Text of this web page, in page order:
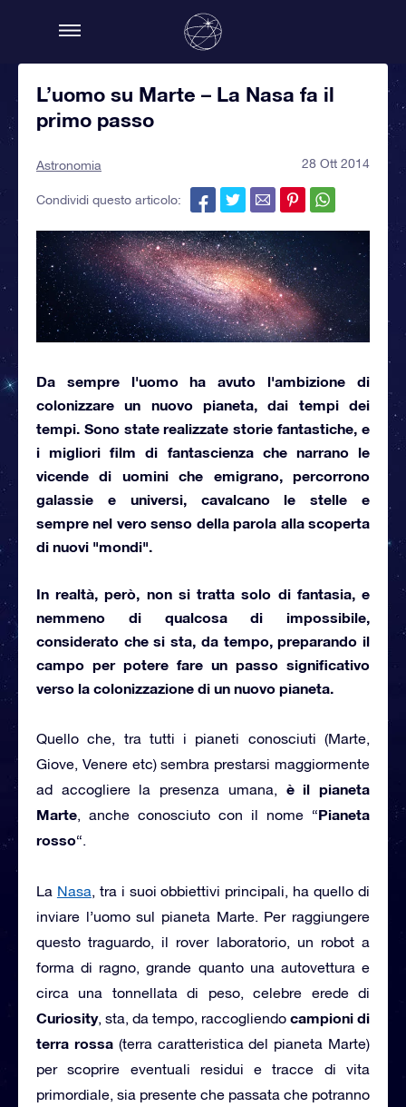
L’uomo su Marte – La Nasa fa il
primo passo
Astronomia 28 Ott 2014
Condividi questo articolo:
Da sempre l'uomo ha avuto l'ambizione di
colonizzare un nuovo pianeta, dai tempi dei
tempi. Sono state realizzate storie fantastiche, e
i migliori film di fantascienza che narrano le
vicende di uomini che emigrano, percorrono
galassie e universi, cavalcano le stelle e
sempre nel vero senso della parola alla scoperta
di nuovi "mondi".
In realtà, però, non si tratta solo di fantasia, e
nemmeno di qualcosa di impossibile,
considerato che si sta, da tempo, preparando il
campo per potere fare un passo significativo
verso la colonizzazione di un nuovo pianeta.
Quello che, tra tutti i pianeti conosciuti (Marte,
Giove, Venere etc) sembra prestarsi maggiormente
ad accogliere la presenza umana, è il pianeta
Marte, anche conosciuto con il nome “Pianeta
rosso“.
La Nasa, tra i suoi obbiettivi principali, ha quello di
inviare l’uomo sul pianeta Marte. Per raggiungere
questo traguardo, il rover laboratorio, un robot a
forma di ragno, grande quanto una autovettura e
circa una tonnellata di peso, celebre erede di
Curiosity, sta, da tempo, raccogliendo campioni di
terra rossa(terra caratteristica del pianeta Marte)
per scoprire eventuali residui e tracce di vita
primordiale, sia presente che passata che potranno